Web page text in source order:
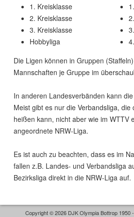
1. Kreisklasse
2. Kreisklasse
3. Kreisklasse
Hobbyliga
Die Ligen können in Gruppen
Mannschaften je Gruppe im
In anderen Landesverbänden kann
Meist gibt es nur die Verbandsliga,
heißen kann, nicht aber wie im WTTV
angeordnete NRW-Liga.
Es ist auch zu beachten, dass es im
fallen z.B. Landes- und Verbandsliga
Bezirksliga direkt in die NRW-Liga auf.
Copyright © 2026 DJK Olympia Bottrop 1950